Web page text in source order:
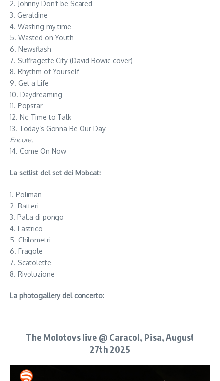
2. Johnny Don’t be Scared
3. Geraldine
4. Wasting my time
5. Wasted on Youth
6. Newsflash
7. Suffragette City (David Bowie cover)
8. Rhythm of Yourself
9. Get a Life
10. Daydreaming
11. Popstar
12. No Time to Talk
13. Today’s Gonna Be Our Day
Encore:
14. Come On Now
La setlist del set dei Mobcat:
1. Poliman
2. Batteri
3. Palla di pongo
4. Lastrico
5. Chilometri
6. Fragole
7. Scatolette
8. Rivoluzione
La photogallery del concerto:
The Molotovs live @ Caracol, Pisa, August
27th 2025